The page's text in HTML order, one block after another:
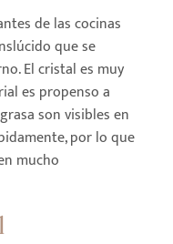
de las cocinas
que se
El cristal es muy
es propenso a
son visibles en
por lo que
mucho